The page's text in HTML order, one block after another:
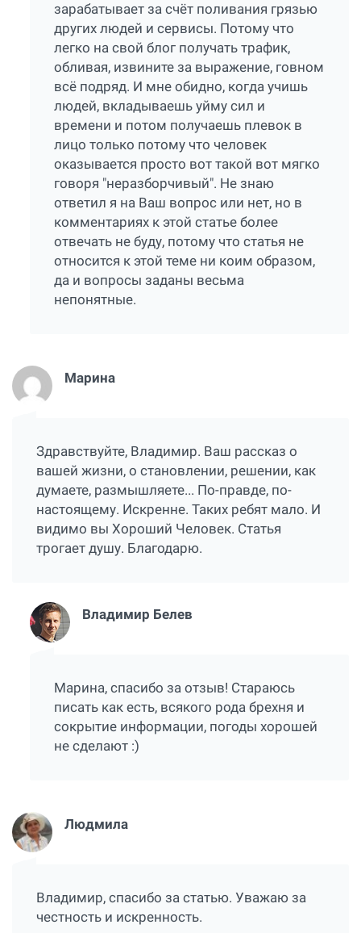
зарабатывает за счёт поливания грязью
других людей и сервисы. Потому что
легко на свой блог получать трафик,
обливая, извините за выражение, говном
всё подряд. И мне обидно, когда учишь
людей, вкладываешь уйму сил и
времени и потом получаешь плевок в
лицо только потому что человек
оказывается просто вот такой вот мягко
говоря "неразборчивый". Не знаю
ответил я на Ваш вопрос или нет, но в
комментариях к этой статье более
отвечать не буду, потому что статья не
относится к этой теме ни коим образом,
да и вопросы заданы весьма
непонятные.
Марина
Здравствуйте, Владимир. Ваш рассказ о
вашей жизни, о становлении, решении, как
думаете, размышляете... По-правде, по-
настоящему. Искренне. Таких ребят мало. И
видимо вы Хороший Человек. Статья
трогает душу. Благодарю.
Владимир Белев
Марина, спасибо за отзыв! Стараюсь
писать как есть, всякого рода брехня и
сокрытие информации, погоды хорошей
не сделают :)
Людмила
Владимир, спасибо за статью. Уважаю за
честность и искренность.